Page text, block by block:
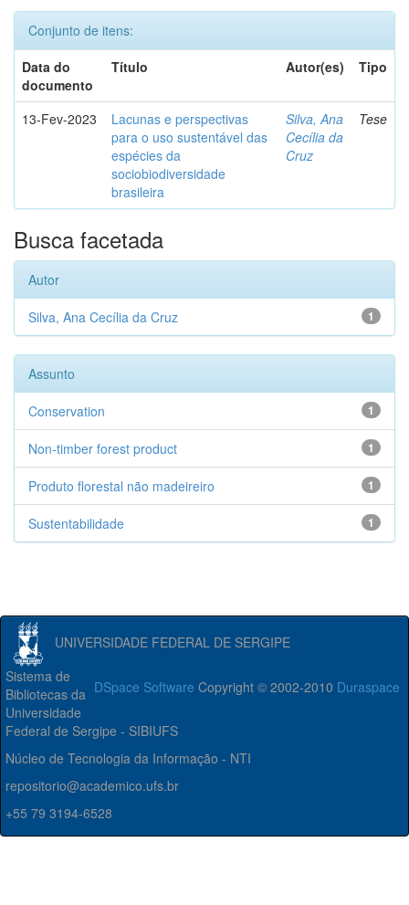
Conjunto de itens:
Data do
documento
Título Autor(es) Tipo
13-Fev-2023
Lacunas e perspectivas
para o uso sustentável das
espécies da
sociobiodiversidade
brasileira
Silva, Ana
Cecília da
Cruz
Tese
Busca facetada
Autor
1
Silva, Ana Cecília da Cruz
Assunto
1
Conservation
1
Non-timber forest product
1
Produto florestal não madeireiro
1
Sustentabilidade
UNIVERSIDADE FEDERAL DE SERGIPE
DSpace Software Copyright © 2002-2010 Duraspace
Sistema de
Bibliotecas da
Universidade
Federal de Sergipe - SIBIUFS
Núcleo de Tecnologia da Informação - NTI
repositorio@academico.ufs.br
+55 79 3194-6528